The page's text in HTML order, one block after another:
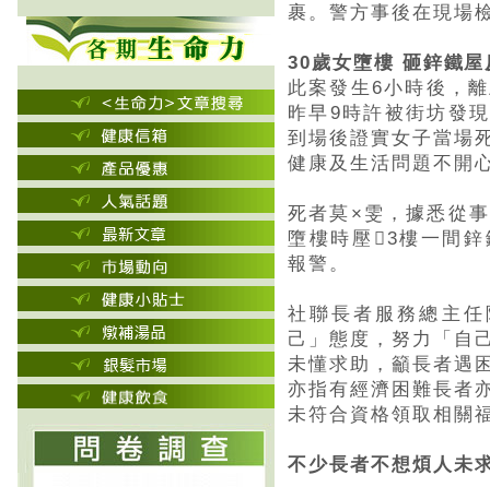
裹。警方事後在現場
30歲女墮樓 砸鋅鐵屋
此案發生6小時後，
昨早9時許被街坊發
到場後證實女子當場
健康及生活問題不開
死者莫×雯，據悉從
墮樓時壓3樓一間
報警。
社聯長者服務總主
己」態度，努力「自
未懂求助，籲長者遇
亦指有經濟困難長者
未符合資格領取相關
不少長者不想煩人未